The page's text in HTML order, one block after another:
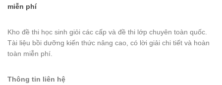
miễn phí
Kho đề thi học sinh giỏi các cấp và đề thi lớp chuyên toàn quốc.
Tài liệu bồi dưỡng kiến thức nâng cao, có lời giải chi tiết và hoàn
toàn miễn phí.
Thông tin liên hệ